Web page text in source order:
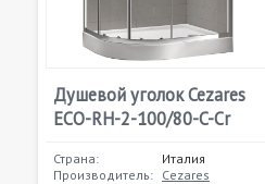
Душевой уголок Cezares
ECO-RH-2-100/80-C-Cr
Страна:
Италия
Производитель: Cezares